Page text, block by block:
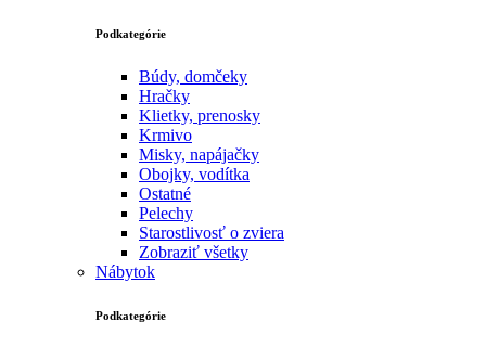
Podkategórie
Búdy, domčeky
Hračky
Klietky, prenosky
Krmivo
Misky, napájačky
Obojky, vodítka
Ostatné
Pelechy
Starostlivosť o zviera
Zobraziť všetky
Nábytok
Podkategórie